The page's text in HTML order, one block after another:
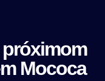
próximom
Mococa